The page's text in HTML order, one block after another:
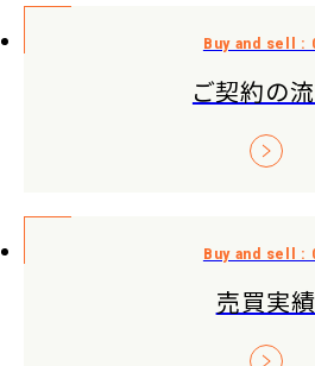
ご契約の
売買実績